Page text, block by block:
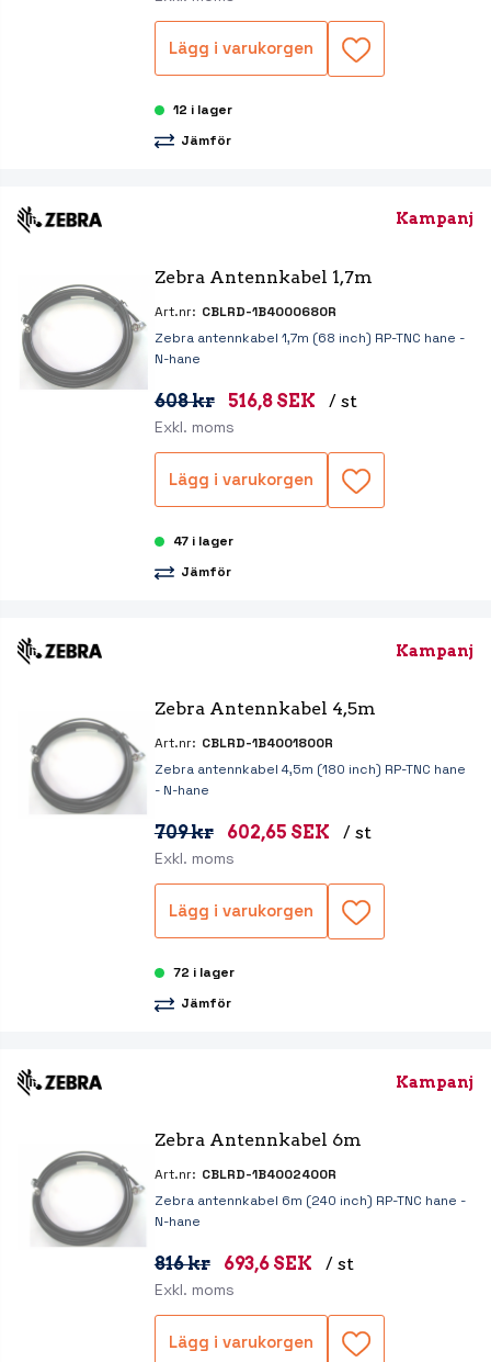
Lägg i varukorgen
12 i lager
Jämför
Kampanj
Zebra Antennkabel 1,7m
Art.nr: CBLRD-1B4000680R
Zebra antennkabel 1,7m (68 inch) RP-TNC hane -
N-hane
608 kr 516,8 SEK / st
Exkl. moms
Lägg i varukorgen
47 i lager
Jämför
Kampanj
Zebra Antennkabel 4,5m
Art.nr: CBLRD-1B4001800R
Zebra antennkabel 4,5m (180 inch) RP-TNC hane
- N-hane
709 kr 602,65 SEK / st
Exkl. moms
Lägg i varukorgen
72 i lager
Jämför
Kampanj
Zebra Antennkabel 6m
Art.nr: CBLRD-1B4002400R
Zebra antennkabel 6m (240 inch) RP-TNC hane -
N-hane
816 kr 693,6 SEK / st
Exkl. moms
Lägg i varukorgen